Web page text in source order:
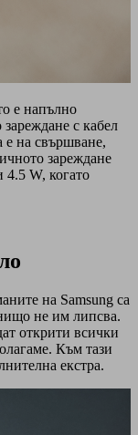
е напълно
с кабел
е на свършване,
зареждане
W, когато
на Samsung са
не им липсва.
открити всички
Към тази
екстра.